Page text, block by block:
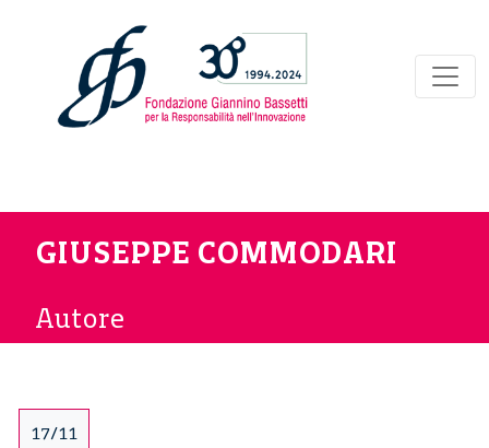
GIUSEPPE COMMODARI
Autore
17/11